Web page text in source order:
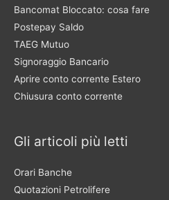
Bancomat Bloccato: cosa fare
Postepay Saldo
TAEG Mutuo
Signoraggio Bancario
Aprire conto corrente Estero
Chiusura conto corrente
Gli articoli più letti
Orari Banche
Quotazioni Petrolifere